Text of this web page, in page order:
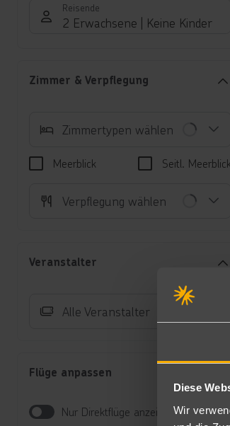
Diese
Wir
Reisende
2 Erwachsene Keine Kinder
Zimmer & Verpflegung
Zimmertypen wählen
Meerblick Seitl. Meerblick
Verpflegung wählen
Veranstalter
Alle Veranstalter
Flüge anpassen
Nur Direktflüge anzeigen